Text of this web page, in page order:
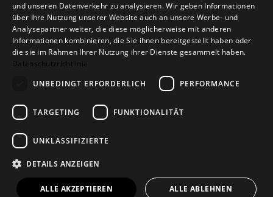
Versand Zahlarten
Retoure
Widerrufsformular
© 2026Baltic Design Shop. Baltic Design Shop
und unseren Datenverkehr zu analysieren. Wir geben Informationen
über Ihre Nutzung unserer Website auch an unsere Werbe- und
Analysepartner weiter, die diese möglicherweise mit anderen
Informationen kombinieren, die Sie ihnen bereitgestellt haben oder
die sie im Rahmen Ihrer Nutzung ihrer Dienste gesammelt haben.
Datenschutzrichtlinie
UNBEDINGT ERFORDERLICH
PERFORMANCE
TARGETING FUNKTIONALITÄT
UNKLASSIFIZIERTE
DETAILS ANZEIGEN
ALLE AKZEPTIEREN ALLE ABLEHNEN